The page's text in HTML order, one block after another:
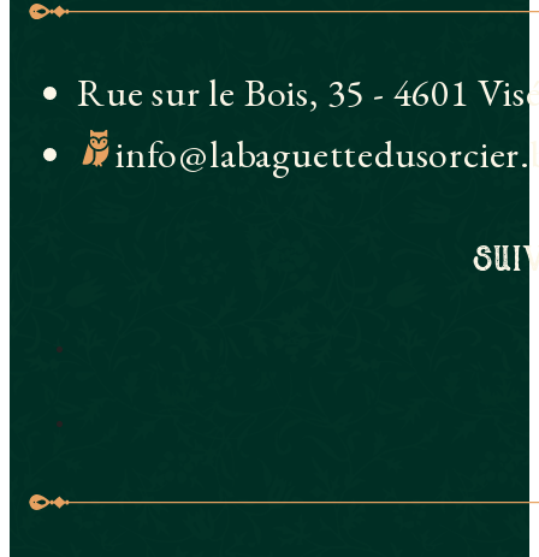
Rue sur le Bois, 35 - 4601